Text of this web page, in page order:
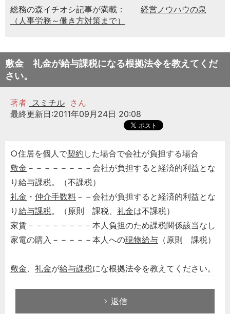
総務の森イチオシ記事が満載：
経営ノウハウの泉
（人事労務～働き方対策まで）
敷金 礼金が給与課税になる根拠法令を教えてくだ
さい。
著者 スミチル さん
最終更新日:2011年09月24日 20:08
○住居を個人で契約 した場合で会社が負担する場合
敷金 －－－－－－－－会社が負担すると経済的利益とな
り 給与課税。（不課税）
礼金 ・ 仲介手数料 －－会社が負担すると経済的利益とな
り 給与課税。（原則 課税、 礼金は不課税）
家賃－－－－－－－－本人負担のため課税関係該当なし
家電の購入－－－－－本人への現物給与 （原則 課税）
敷金、 礼金が給与課税にな根拠法令を教えてください。
返信